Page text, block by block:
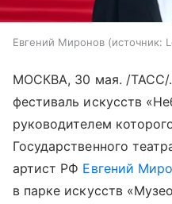
Евгений Миронов источник:
МОСКВА, 30 мая. /ТАСС/.
фестиваль искусств
руководителем
Государственного
артист РФ Евгений
в парке искусств